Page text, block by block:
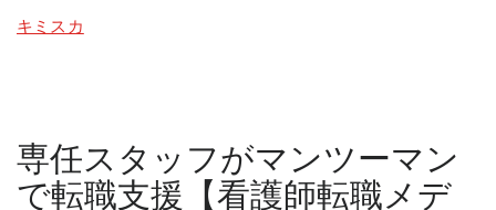
キミスカ
専任スタッフがマンツーマン
で転職支援【看護師転職メデ